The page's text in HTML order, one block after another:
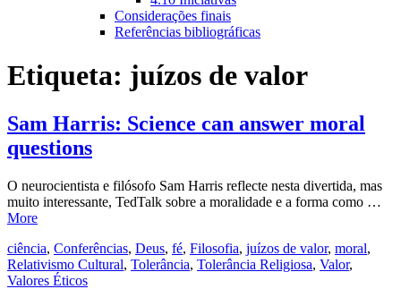
Considerações finais
Referências bibliográficas
Etiqueta: juízos de valor
Sam Harris: Science can answer moral
questions
O neurocientista e filósofo Sam Harris reflecte nesta divertida, mas
muito interessante, TedTalk sobre a moralidade e a forma como …
More
ciência, Conferências, Deus, fé, Filosofia, juízos de valor, moral,
Relativismo Cultural, Tolerância, Tolerância Religiosa, Valor,
Valores Éticos